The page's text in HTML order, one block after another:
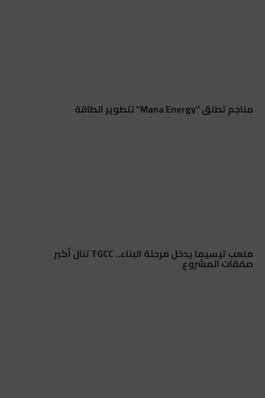
مناجم تطلق “Mana Energy” لتطوير الطاقة
ملعب تيسيما يدخل مرحلة البناء.. TGCC تنال أكبر
صفقات المشروع